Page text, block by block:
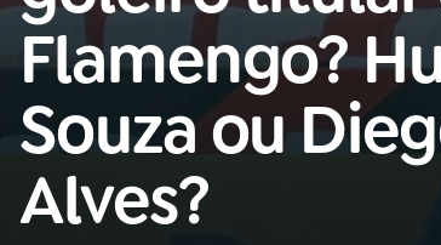
01INÍCIO
02 A RÁDIO
03PROGRAMAÇÃO
Flamengo?
Souza ou
Alves?